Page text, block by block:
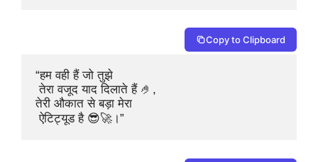
Copy to Clipboard
“हम वही हैं जो तुझे
तेरा वजूद याद दिलाते हैं 🤌,
तेरी औकात से बड़ा मेरा
ऐटिट्यूड है 😎🚀।”